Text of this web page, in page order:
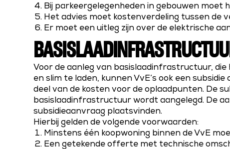
Bij parkeergelegenheden in gebouwen moet
Het advies moet kostenverdeling tussen de
Er moet een uitleg zijn over de elektrische
Voor de aanleg van basislaadinfrastructuur,
en slim te laden, kunnen VvE’s ook een
deel van de kosten voor de oplaadpunten. De
basislaadinfrastructuur wordt aangelegd. De
subsidieaanvraag plaatsvinden.
Hierbij gelden de volgende voorwaarden:
Minstens één koopwoning binnen de VvE
Een getekende offerte met technische